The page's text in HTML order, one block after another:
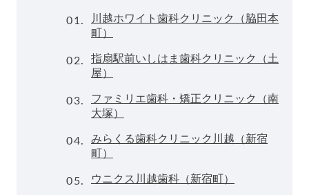
01.
川越ホワイト歯科クリニック（脇田本
町）
02.
指扇駅前いしはま歯科クリニック（土
屋）
03.
ファミリエ歯科・矯正クリニック（南
大塚）
04.
みらくる歯科クリニック川越（新宿
町）
05. ウニクス川越歯科（新宿町）